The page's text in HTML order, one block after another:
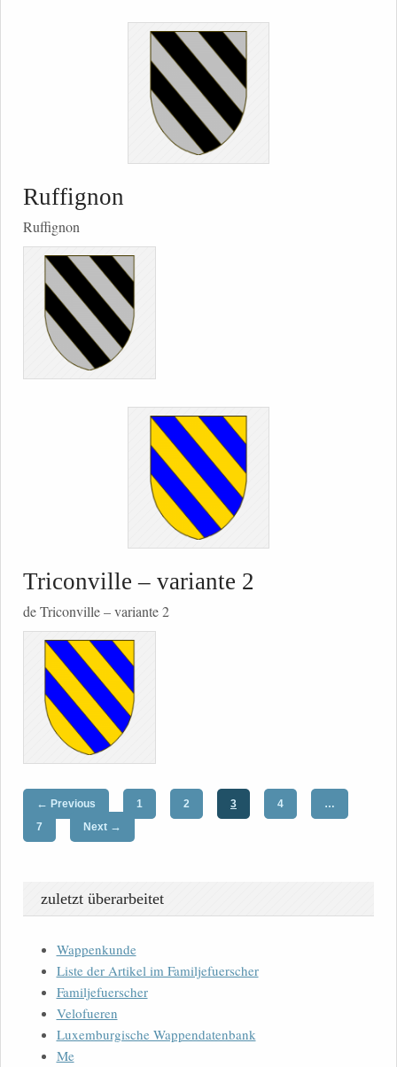
Ruffignon
Ruffignon
Triconville – variante 2
de Triconville – variante 2
← Previous 1 2 3 4
…
7
Next →
zuletzt überarbeitet
Wappenkunde
Liste der Artikel im Familjefuerscher
Familjefuerscher
Velofueren
Luxemburgische Wappendatenbank
Me